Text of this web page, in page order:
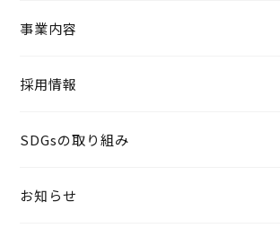
事業内容
採用情報
SDGsの取り組み
お知らせ